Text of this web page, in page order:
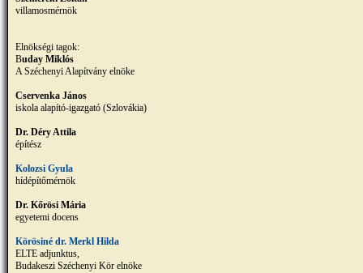
villamosmérnök
Elnökségi tagok:
Buday Miklós
A Széchenyi Alapítvány elnöke
Cservenka János
iskola alapító-igazgató (Szlovákia)
Dr. Déry Attila
építész
Kolozsi Gyula
hídépítőmérnök
Dr. Kőrösi Mária
egyetemi docens
Körösiné dr. Merkl Hilda
ELTE adjunktus,
Budakeszi Széchenyi Kör elnöke